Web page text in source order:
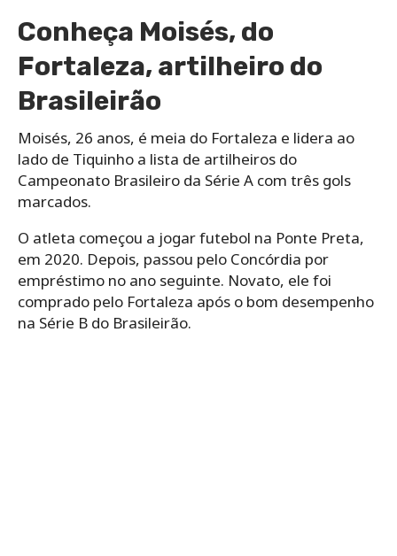
Conheça Moisés, do
Fortaleza, artilheiro do
Brasileirão
Moisés, 26 anos, é meia do Fortaleza e lidera ao
lado de Tiquinho a lista de artilheiros do
Campeonato Brasileiro da Série A com três gols
marcados.
O atleta começou a jogar futebol na Ponte Preta,
em 2020. Depois, passou pelo Concórdia por
empréstimo no ano seguinte. Novato, ele foi
comprado pelo Fortaleza após o bom desempenho
na Série B do Brasileirão.